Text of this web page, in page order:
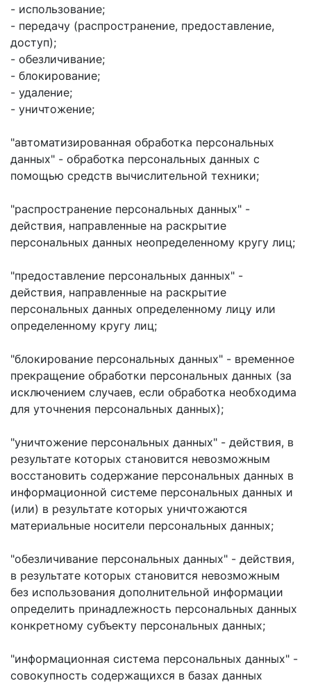
- использование;
- передачу (распространение, предоставление,
доступ);
- обезличивание;
- блокирование;
- удаление;
- уничтожение;
"автоматизированная обработка персональных
данных" - обработка персональных данных с
помощью средств вычислительной техники;
"распространение персональных данных" -
действия, направленные на раскрытие
персональных данных неопределенному кругу лиц;
"предоставление персональных данных" -
действия, направленные на раскрытие
персональных данных определенному лицу или
определенному кругу лиц;
"блокирование персональных данных" - временное
прекращение обработки персональных данных (за
исключением случаев, если обработка необходима
для уточнения персональных данных);
"уничтожение персональных данных" - действия, в
результате которых становится невозможным
восстановить содержание персональных данных в
информационной системе персональных данных и
(или) в результате которых уничтожаются
материальные носители персональных данных;
"обезличивание персональных данных" - действия,
в результате которых становится невозможным
без использования дополнительной информации
определить принадлежность персональных данных
конкретному субъекту персональных данных;
"информационная система персональных данных" -
совокупность содержащихся в базах данных